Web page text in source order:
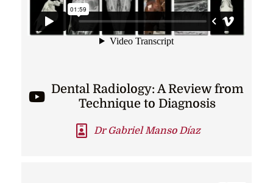
Dental Radiology: A Review from
Technique to Diagnosis
Dr Gabriel Manso Díaz